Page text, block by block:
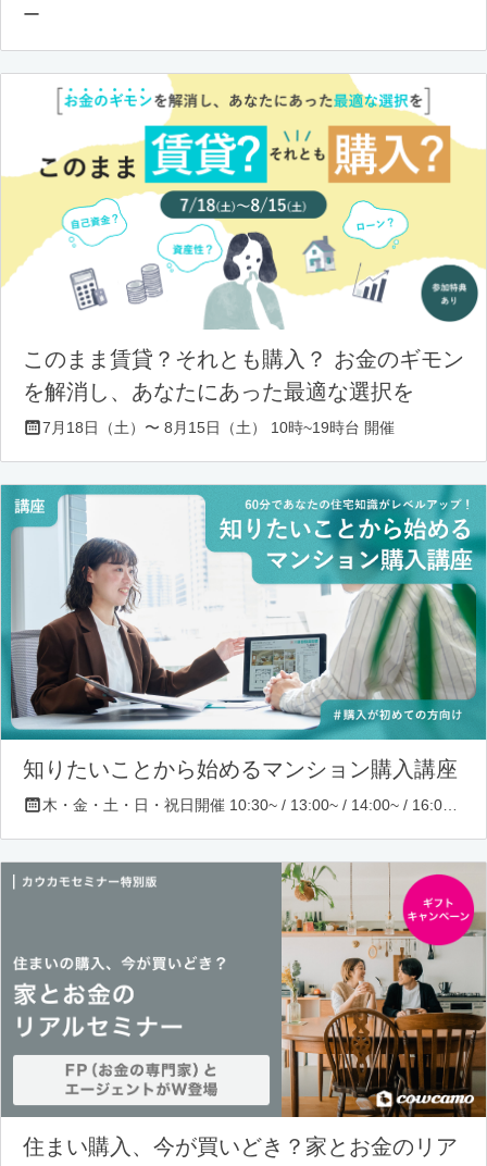
ー
このまま賃貸？それとも購入？ お金のギモン
を解消し、あなたにあった最適な選択を
7月18日（土）〜 8月15日（土） 10時~19時台 開催
知りたいことから始めるマンション購入講座
住まい購入、今が買いどき？家とお金のリア